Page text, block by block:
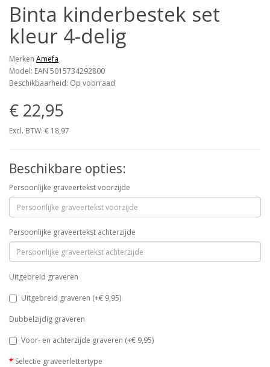
Binta kinderbestek set
kleur 4-delig
Merken Amefa
Model: EAN 5015734292800
Beschikbaarheid: Op voorraad
€ 22,95
Excl. BTW: € 18,97
Beschikbare opties:
Persoonlijke graveertekst voorzijde
Persoonlijke graveertekst achterzijde
Uitgebreid graveren
Uitgebreid graveren (+€ 9,95)
Dubbelzijdig graveren
Voor- en achterzijde graveren (+€ 9,95)
Selectie graveerlettertype